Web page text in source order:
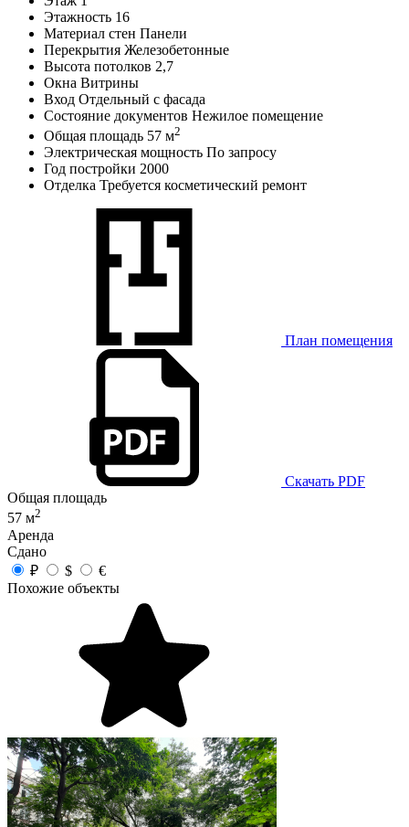
Этажность 16
Материал стен Панели
Перекрытия Железобетонные
Высота потолков 2,7
Окна Витрины
Вход Отдельный с фасада
Состояние документов Нежилое помещение
Общая площадь 57 м2
Электрическая мощность По запросу
Год постройки 2000
Отделка Требуется косметический ремонт
План помещения
Скачать PDF
Общая площадь
57 м2
Аренда
Сдано
₽
$
€
Похожие объекты